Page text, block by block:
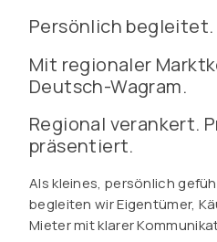
Persönlich begleitet.
Mit regionaler
Deutsch-Wagram.
Regional verankert.
präsentiert.
Als kleines, persönlich
begleiten wir Eigentümer,
Mieter mit klarer